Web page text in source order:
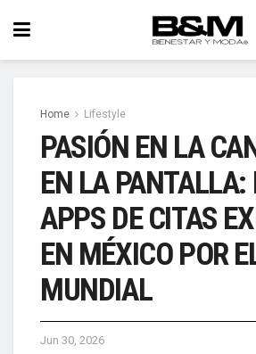
Home Lifestyle
PASIÓN EN LA
EN LA PANTALLA:
APPS DE CITAS
EN MÉXICO POR
MUNDIAL
Jun 30, 2026